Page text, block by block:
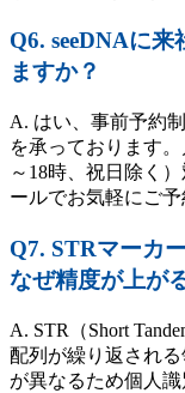
Q6. seeDNAに
ますか？
A. はい、事前予約
を承っております
～18時、祝日除く
ールでお気軽にご予
Q7. STRマーカ
なぜ精度が上が
A. STR（Short
配列が繰り返され
が異なるため個人